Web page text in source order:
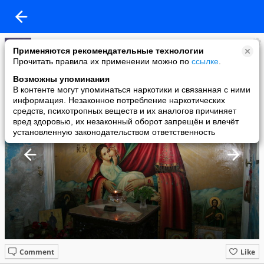
Применяются рекомендательные технологии
Прочитать правила их применении можно по ссылке
Возможны упоминания
В контенте могут упоминаться наркотики и связанная с ними
информация. Незаконное потребление наркотических
средств, психотропных веществ и их аналогов причиняет
вред здоровью, их незаконный оборот запрещён и влечёт
установленную законодательством ответственность
пр. А
added a photo
28 Jun в 01:46
Like
Comment